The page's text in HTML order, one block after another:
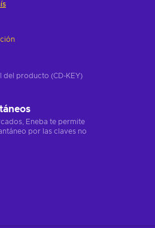
del producto (CD-KEY)
Eneba te permite
por las claves no